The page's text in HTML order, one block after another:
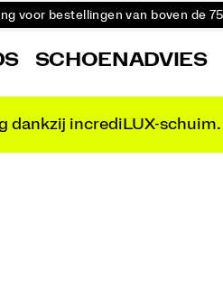
voor bestellingen van boven de
korting op je eerste bestelling
SCHOENADVIES
dankzij incrediLUX-schuim.